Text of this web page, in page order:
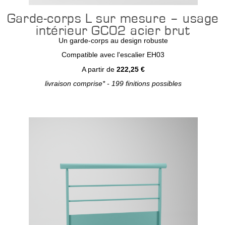
Garde-corps L sur mesure – usage
intérieur GC02 acier brut
Un garde-corps au design robuste
Compatible avec l'escalier EH03
A partir de 222,25 €
livraison comprise* - 199 finitions possibles